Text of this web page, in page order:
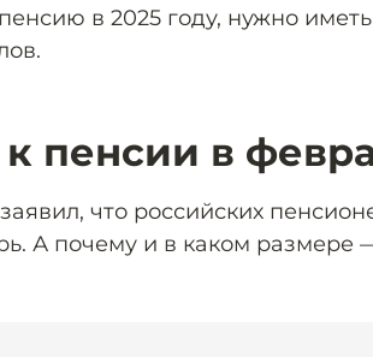
в 2025 году, нужно иметь
пенсии в
что российских
А почему и в каком размере